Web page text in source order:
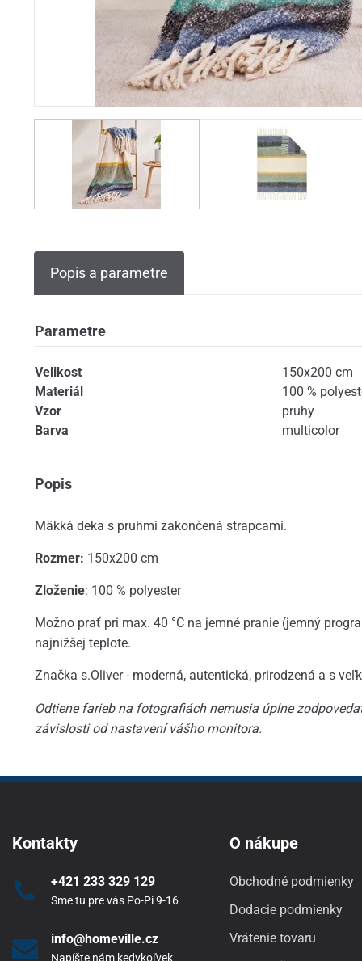
Popis a parametre
Parametre
Velikost
150x200 cm
Materiál
100 %
Vzor
pruhy
Barva
multicolor
Popis
Mäkká deka s pruhmi zakončená strapcami.
Rozmer: 150x200 cm
Zloženie: 100 % polyester
Možno prať pri max. 40 °C na jemné pranie (jemný
najnižšej teplote.
Značka s.Oliver - moderná, autentická, prirodzená a s
Odtiene farieb na fotografiách nemusia úplne
závislosti od nastavení vášho monitora.
Kontakty
+421 233 329 129
Sme tu pre vás Po-Pi 9-16
info@homeville.cz
Napíšte nám kedykoľvek
O nákupe
Obchodné podmienky
Dodacie podmienky
Vrátenie tovaru